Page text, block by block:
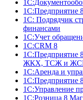
1С:Предприятие
1С: Подрядчик
финансами
1С:Учет
1C:CRM 8
1С:Предприятие
ЖКХ, ТСЖ и
1С:Аренда и
1С:Предприятие
1C:Управление
1С:Розница 8